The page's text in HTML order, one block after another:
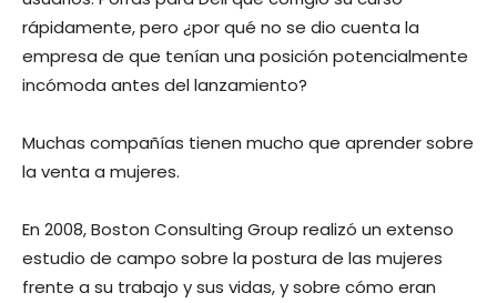
rápidamente, pero ¿por qué no se dio cuenta la
empresa de que tenían una posición potencialmente
incómoda antes del lanzamiento?
Muchas compañías tienen mucho que aprender sobre
la venta a mujeres.
En 2008, Boston Consulting Group realizó un extenso
estudio de campo sobre la postura de las mujeres
frente a su trabajo y sus vidas, y sobre cómo eran